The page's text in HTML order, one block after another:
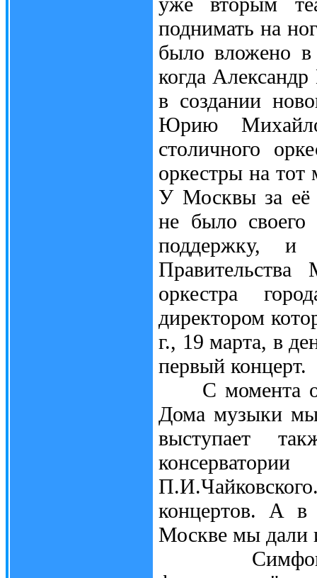
поднимать на
было вложено в
когда
в создании
Юрию
столичного
оркестры на
У Москвы за её
не было своего
поддержку, и
оркестра
директором
г., 19 марта, в
первый концерт.
С момента
Дома музыки мы
выступает
концертов. А в
Москве мы дали